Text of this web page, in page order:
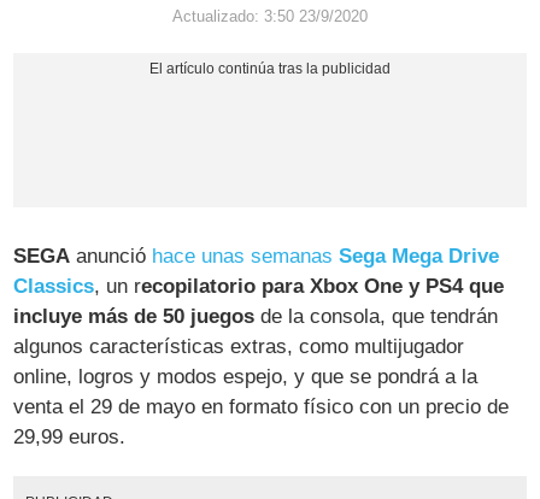
Actualizado: 3:50 23/9/2020
SEGA anunció hace unas semanas Sega Mega Drive
Classics, un recopilatorio para Xbox One y PS4 que
incluye más de 50 juegos de la consola, que tendrán
algunos características extras, como multijugador
online, logros y modos espejo, y que se pondrá a la
venta el 29 de mayo en formato físico con un precio de
29,99 euros.